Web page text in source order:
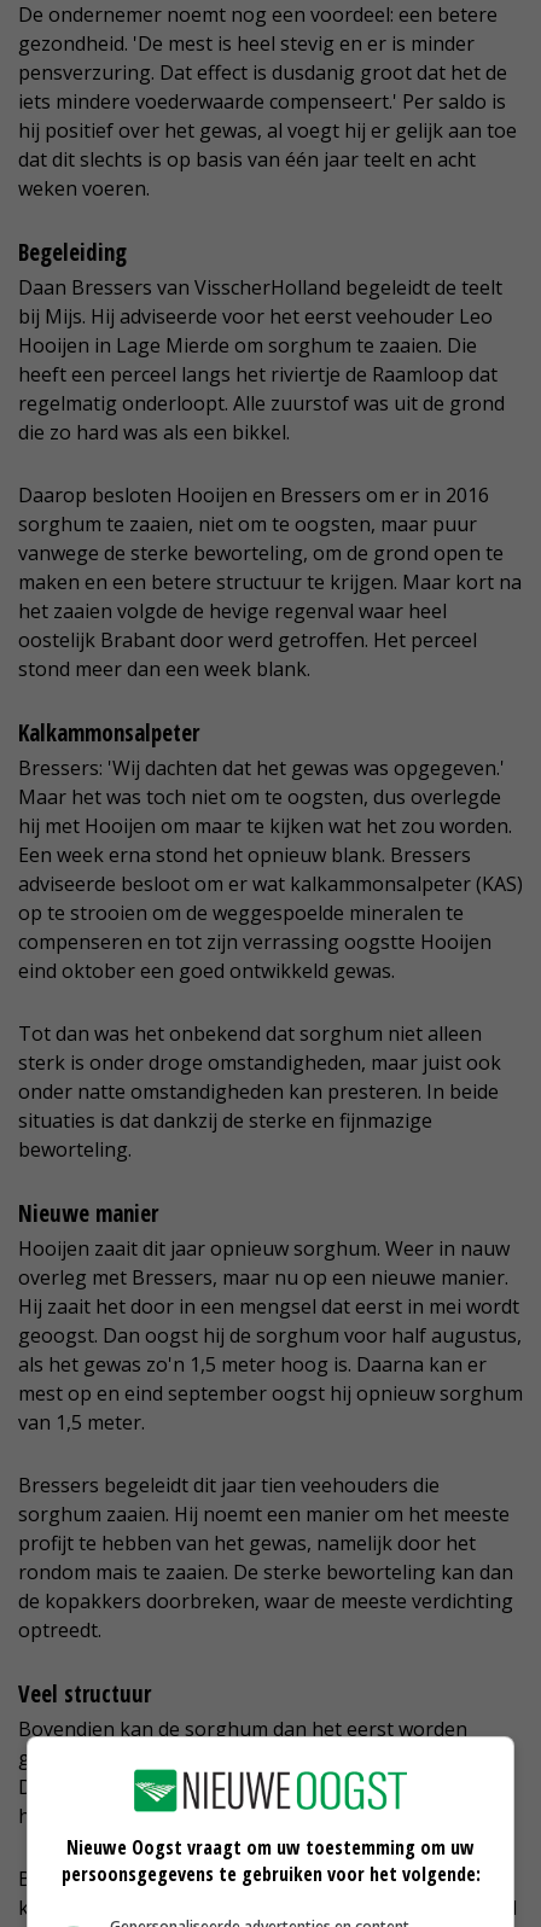
De ondernemer noemt nog een voordeel: een betere
gezondheid. 'De mest is heel stevig en er is minder
pensverzuring. Dat effect is dusdanig groot dat het de
iets mindere voederwaarde compenseert.' Per saldo is
hij positief over het gewas, al voegt hij er gelijk aan toe
dat dit slechts is op basis van één jaar teelt en acht
weken voeren.
Begeleiding
Daan Bressers van VisscherHolland begeleidt de teelt
bij Mijs. Hij adviseerde voor het eerst veehouder Leo
Hooijen in Lage Mierde om sorghum te zaaien. Die
heeft een perceel langs het riviertje de Raamloop dat
regelmatig onderloopt. Alle zuurstof was uit de grond
die zo hard was als een bikkel.
Daarop besloten Hooijen en Bressers om er in 2016
sorghum te zaaien, niet om te oogsten, maar puur
vanwege de sterke beworteling, om de grond open te
maken en een betere structuur te krijgen. Maar kort na
het zaaien volgde de hevige regenval waar heel
oostelijk Brabant door werd getroffen. Het perceel
stond meer dan een week blank.
Kalkammonsalpeter
Bressers: 'Wij dachten dat het gewas was opgegeven.'
Maar het was toch niet om te oogsten, dus overlegde
hij met Hooijen om maar te kijken wat het zou worden.
Een week erna stond het opnieuw blank. Bressers
adviseerde besloot om er wat kalkammonsalpeter (KAS)
op te strooien om de weggespoelde mineralen te
compenseren en tot zijn verrassing oogstte Hooijen
eind oktober een goed ontwikkeld gewas.
Tot dan was het onbekend dat sorghum niet alleen
sterk is onder droge omstandigheden, maar juist ook
onder natte omstandigheden kan presteren. In beide
situaties is dat dankzij de sterke en fijnmazige
beworteling.
Nieuwe manier
Hooijen zaait dit jaar opnieuw sorghum. Weer in nauw
overleg met Bressers, maar nu op een nieuwe manier.
Hij zaait het door in een mengsel dat eerst in mei wordt
geoogst. Dan oogst hij de sorghum voor half augustus,
als het gewas zo'n 1,5 meter hoog is. Daarna kan er
mest op en eind september oogst hij opnieuw sorghum
van 1,5 meter.
Bressers begeleidt dit jaar tien veehouders die
sorghum zaaien. Hij noemt een manier om het meeste
profijt te hebben van het gewas, namelijk door het
rondom mais te zaaien. De sterke beworteling kan dan
de kopakkers doorbreken, waar de meeste verdichting
optreedt.
Veel structuur
Bovendien kan de sorghum dan het eerst worden
geoogst, zodat het gewas onder in de maiskuil komt.
Dat is beter omdat het product veel structuur heeft en
handig omdat het maissappen kan opvangen.
Bressers ziet nog veel mogelijkheden om de sterke
kanten van het gewas te benutten. Hij hoopt alleen wel
Nieuwe Oogst vraagt om uw toestemming om uw
persoonsgegevens te gebruiken voor het volgende: